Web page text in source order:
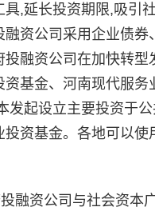
,延长投资期限,吸引
资公司采用企业债
融资公司在加快转
基金、河南现代服
起设立主要投资于
资基金。各地可以
资公司与社会资本